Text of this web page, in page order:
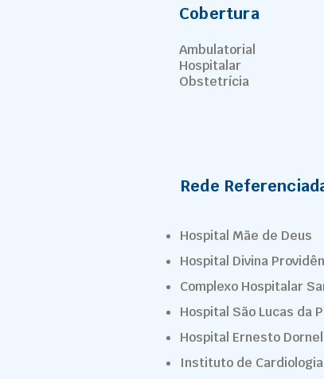
Cobertura
Ambulatorial
Hospitalar
Obstetrícia
Rede
Hospital Mãe de Deus
Hospital Divina
Complexo Hospitalar
Hospital São Lucas da
Hospital Ernesto
Instituto de